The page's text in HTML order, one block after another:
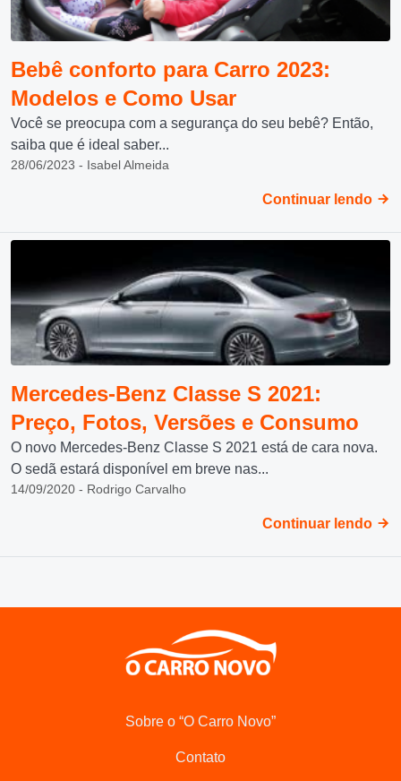
Bebê conforto para Carro 2023:
Modelos e Como Usar
Você se preocupa com a segurança do seu bebê? Então,
saiba que é ideal saber...
28/06/2023 - Isabel Almeida
Continuar lendo
Mercedes-Benz Classe S 2021:
Preço, Fotos, Versões e Consumo
O novo Mercedes-Benz Classe S 2021 está de cara nova.
O sedã estará disponível em breve nas...
14/09/2020 - Rodrigo Carvalho
Continuar lendo
Sobre o “O Carro Novo”
Contato